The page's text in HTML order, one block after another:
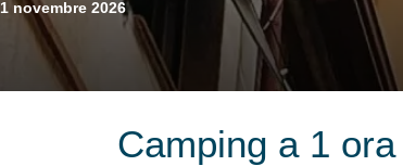
1 novembre 2026
Camping a 1